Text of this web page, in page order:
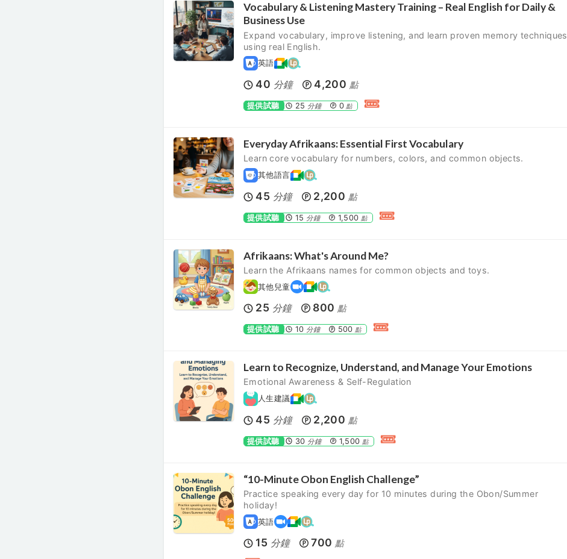
Vocabulary & Listening Mastery Training – Real English for Daily &
Business Use
Expand vocabulary, improve listening, and learn proven memory techniques
using real English.
英語
40 分鐘 4,200 點
提供試聽 25 分鐘 0 點
Everyday Afrikaans: Essential First Vocabulary
Learn core vocabulary for numbers, colors, and common objects.
其他語言
45 分鐘 2,200 點
提供試聽 15 分鐘 1,500 點
Afrikaans: What's Around Me?
Learn the Afrikaans names for common objects and toys.
其他兒童
25 分鐘 800 點
提供試聽 10 分鐘 500 點
Learn to Recognize, Understand, and Manage Your Emotions
Emotional Awareness & Self-Regulation
人生建議
45 分鐘 2,200 點
提供試聽 30 分鐘 1,500 點
“10-Minute Obon English Challenge”
Practice speaking every day for 10 minutes during the Obon/Summer
holiday!
英語
15 分鐘 700 點